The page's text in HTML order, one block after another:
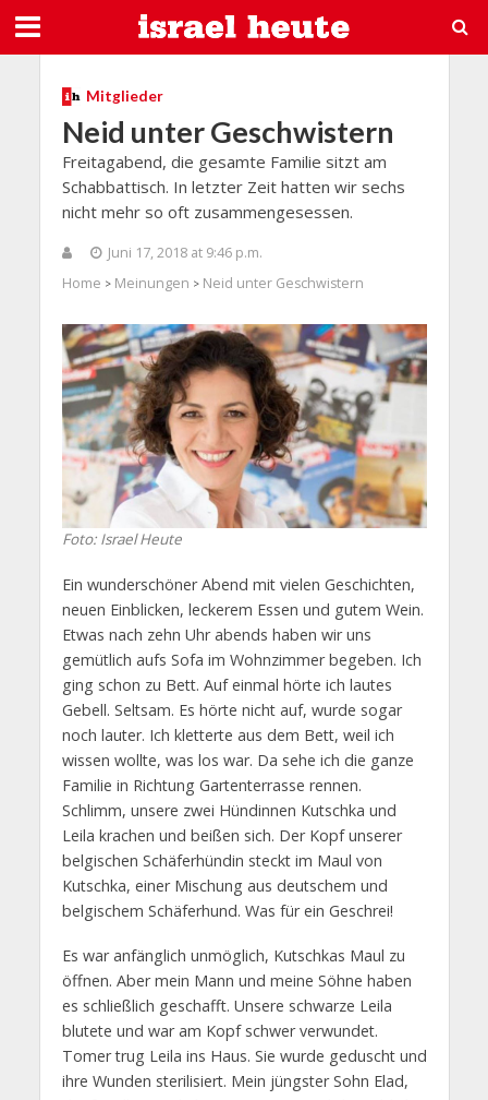
Mitglieder
Neid unter Geschwistern
Freitagabend, die gesamte Familie sitzt am
Schabbattisch. In letzter Zeit hatten wir sechs
nicht mehr so oft zusammengesessen.
Juni 17, 2018 at 9:46 p.m.
Home > Meinungen > Neid unter Geschwistern
Foto: Israel Heute
Ein wunderschöner Abend mit vielen Geschichten,
neuen Einblicken, leckerem Essen und gutem Wein.
Etwas nach zehn Uhr abends haben wir uns
gemütlich aufs Sofa im Wohnzimmer begeben. Ich
ging schon zu Bett. Auf einmal hörte ich lautes
Gebell. Seltsam. Es hörte nicht auf, wurde sogar
noch lauter. Ich kletterte aus dem Bett, weil ich
wissen wollte, was los war. Da sehe ich die ganze
Familie in Richtung Gartenterrasse rennen.
Schlimm, unsere zwei Hündinnen Kutschka und
Leila krachen und beißen sich. Der Kopf unserer
belgischen Schäferhündin steckt im Maul von
Kutschka, einer Mischung aus deutschem und
belgischem Schäferhund. Was für ein Geschrei!
Es war anfänglich unmöglich, Kutschkas Maul zu
öffnen. Aber mein Mann und meine Söhne haben
es schließlich geschafft. Unsere schwarze Leila
blutete und war am Kopf schwer verwundet.
Tomer trug Leila ins Haus. Sie wurde geduscht und
ihre Wunden sterilisiert. Mein jüngster Sohn Elad,